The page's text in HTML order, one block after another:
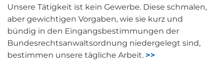
Unsere Tätigkeit ist kein Gewerbe. Diese schmalen,
aber gewichtigen Vorgaben, wie sie kurz und
bündig in den Eingangsbestimmungen der
Bundesrechtsanwaltsordnung niedergelegt sind,
bestimmen unsere tägliche Arbeit. >>